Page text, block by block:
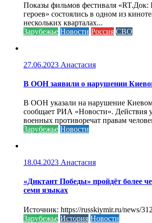
Показы фильмов фестиваля
героев» состоялись в одном из
нескольких кварталах...
Зарубежье Новости Россия СВО
27.06.2023 Анастасия
В ООН заявили о нарушении
В ООН указали на нарушение Киевом
сообщает РИА «Новости». Действия
военных противоречат правам
Зарубежье Новости
18.04.2023 Анастасия
«Диктант Победы» пройдёт более
семи языках
Источник: https://russkiymir.ru/news/
Зарубежье История Новости